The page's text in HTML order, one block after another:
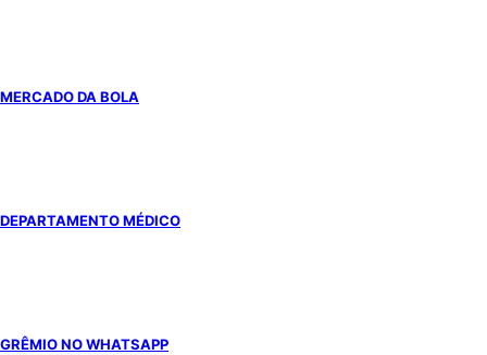
MERCADO DA BOLA
DEPARTAMENTO MÉDICO
GRÊMIO NO WHATSAPP